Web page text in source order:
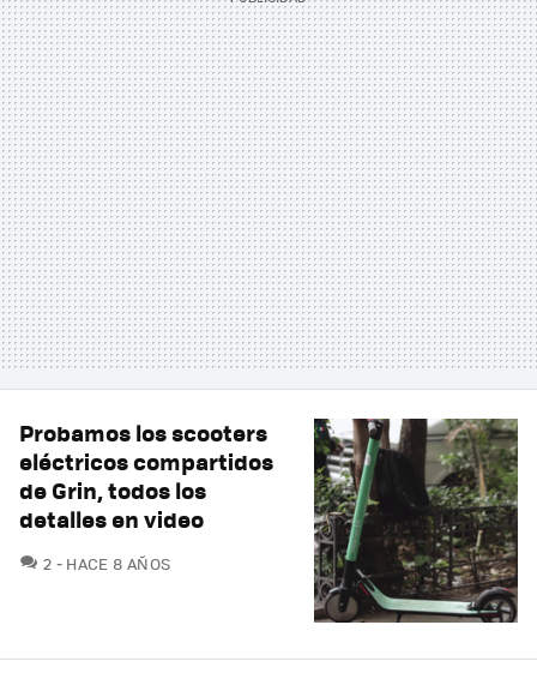
Probamos los scooters
eléctricos compartidos
de Grin, todos los
detalles en video
2 COMENTARIOS
HACE 8 AÑOS